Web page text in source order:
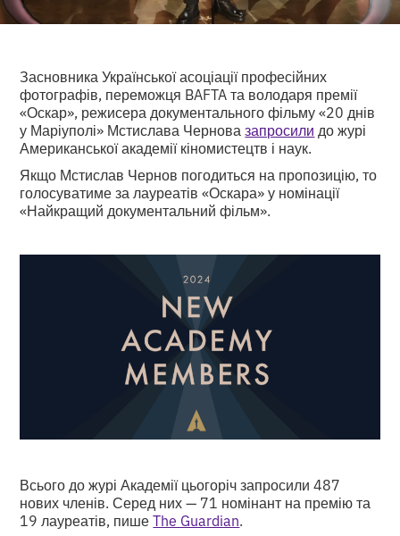
Засновника Української асоціації професійних
фотографів, переможця BAFTA та володаря премії
«Оскар», режисера документального фільму «20 днів
у Маріуполі» Мстислава Черновазапросили до журі
Американської академії кіномистецтв і наук.
Якщо Мстислав Чернов погодиться на пропозицію, то
голосуватиме за лауреатів «Оскара» у номінації
«Найкращий документальний фільм».
Всього до журі Академії цьогоріч запросили 487
нових членів. Серед них — 71 номінант на премію та
19 лауреатів, пишеThe Guardian.